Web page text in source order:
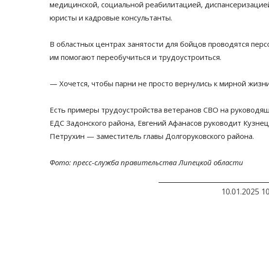
медицинской, социальной реабилитацией,
юристы и кадровые консультанты.
В областных центрах занятости для бойцов проводятся
им помогают переобучиться и трудоустроиться.
— Хочется, чтобы парни не просто вернулись к мирной
Есть примеры трудоустройства ветеранов СВО на
ЕДС Задонского района, Евгений Афанасов руководит
Петрухин — заместитель главы Долгоруковского района.
Фото: пресс-служба правительства Липецкой области
10.01.2025